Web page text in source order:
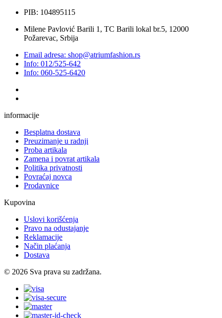
PIB: 104895115
Milene Pavlović Barili 1, TC Barili lokal br.5, 12000
Požarevac, Srbija
Email adresa: shop@atriumfashion.rs
Info: 012/525-642
Info: 060-525-6420
informacije
Besplatna dostava
Preuzimanje u radnji
Proba artikala
Zamena i povrat artikala
Politika privatnosti
Povraćaj novca
Prodavnice
Kupovina
Uslovi korišćenja
Pravo na odustajanje
Reklamacije
Način plaćanja
Dostava
© 2026 Sva prava su zadržana.